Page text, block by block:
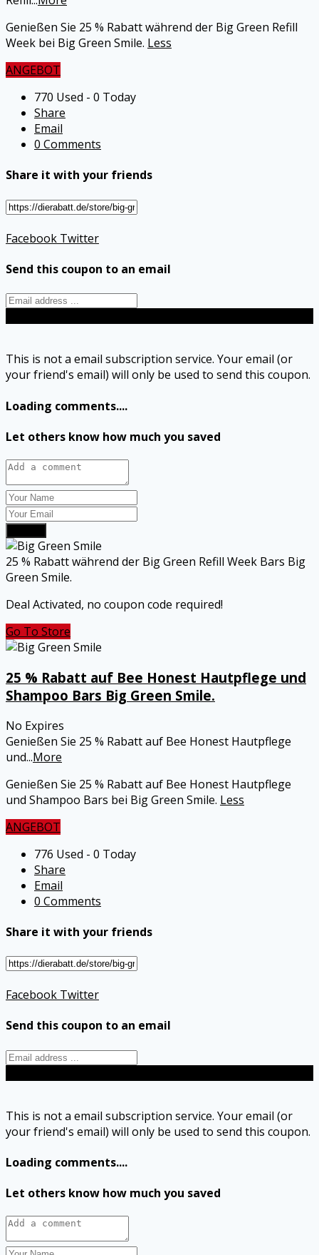
Genießen Sie 25 % Rabatt während der Big Green Refill
Week bei Big Green Smile. Less
ANGEBOT
770 Used - 0 Today
Share
Email
0 Comments
Share it with your friends
Facebook Twitter
Send this coupon to an email
This is not a email subscription service. Your email (or
your friend's email) will only be used to send this coupon.
Loading comments....
Let others know how much you saved
25 % Rabatt während der Big Green Refill Week Bars Big
Green Smile.
Deal Activated, no coupon code required!
Go To Store
25 % Rabatt auf Bee Honest Hautpflege und
Shampoo Bars Big Green Smile.
No Expires
Genießen Sie 25 % Rabatt auf Bee Honest Hautpflege
und...More
Genießen Sie 25 % Rabatt auf Bee Honest Hautpflege
und Shampoo Bars bei Big Green Smile. Less
ANGEBOT
776 Used - 0 Today
Share
Email
0 Comments
Share it with your friends
Facebook Twitter
Send this coupon to an email
This is not a email subscription service. Your email (or
your friend's email) will only be used to send this coupon.
Loading comments....
Let others know how much you saved